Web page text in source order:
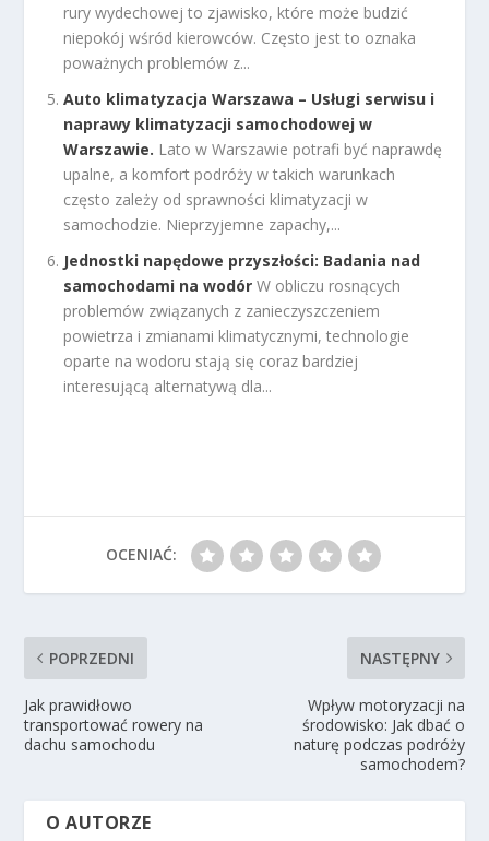
rury wydechowej to zjawisko, które może budzić
niepokój wśród kierowców. Często jest to oznaka
poważnych problemów z...
Auto klimatyzacja Warszawa – Usługi serwisu i
naprawy klimatyzacji samochodowej w
Warszawie. Lato w Warszawie potrafi być naprawdę
upalne, a komfort podróży w takich warunkach
często zależy od sprawności klimatyzacji w
samochodzie. Nieprzyjemne zapachy,...
Jednostki napędowe przyszłości: Badania nad
samochodami na wodór W obliczu rosnących
problemów związanych z zanieczyszczeniem
powietrza i zmianami klimatycznymi, technologie
oparte na wodoru stają się coraz bardziej
interesującą alternatywą dla...
OCENIAĆ:
POPRZEDNI
Jak prawidłowo
transportować rowery na
dachu samochodu
NASTĘPNY
Wpływ motoryzacji na
środowisko: Jak dbać o
naturę podczas podróży
samochodem?
O AUTORZE